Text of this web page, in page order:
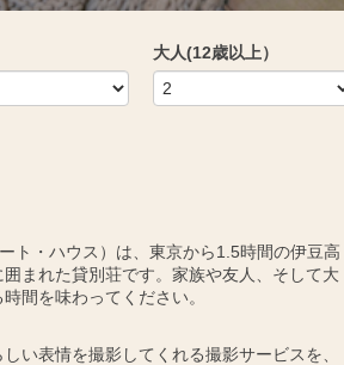
大人(12歳以上）
ト・ハウス）は、東京から1.5時間の伊豆高
まれた貸別荘です。家族や友人、そして大
間を味わってください。
い表情を撮影してくれる撮影サービスを、